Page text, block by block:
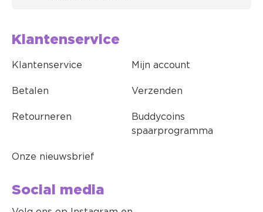
Klantenservice
Klantenservice Mijn account
Betalen Verzenden
Retourneren
Buddycoins
spaarprogramma
Onze nieuwsbrief
Social media